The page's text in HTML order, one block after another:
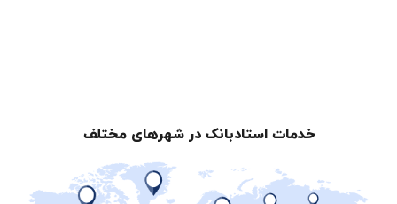
خدمات استادبانک در شهرهای مختلف